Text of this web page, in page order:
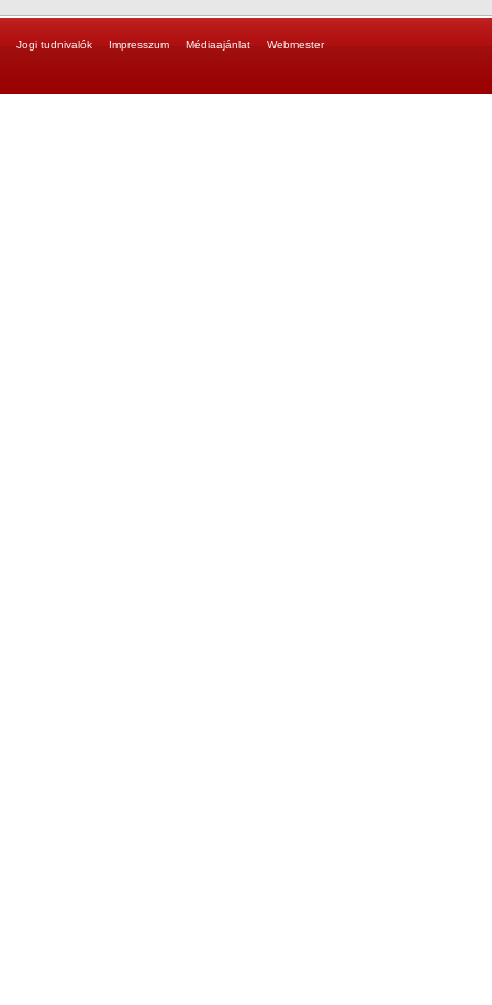
Jogi tudnivalók Impresszum Médiaajánlat Webmester